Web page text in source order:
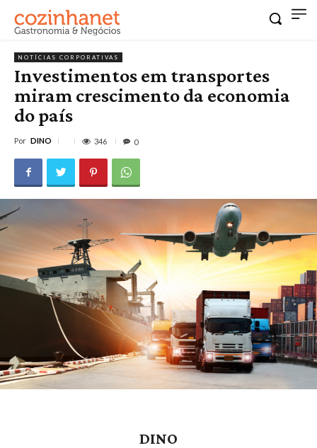
NOTÍCIAS CORPORATIVAS
Investimentos em transportes
miram crescimento da economia
do país
Por DINO 346 0
DINO